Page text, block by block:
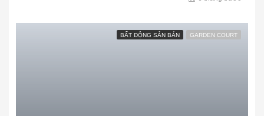
BẤT ĐỘNG SẢN BÁN GARDEN COURT